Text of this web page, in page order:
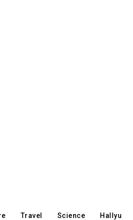
Travel Science Hallyu